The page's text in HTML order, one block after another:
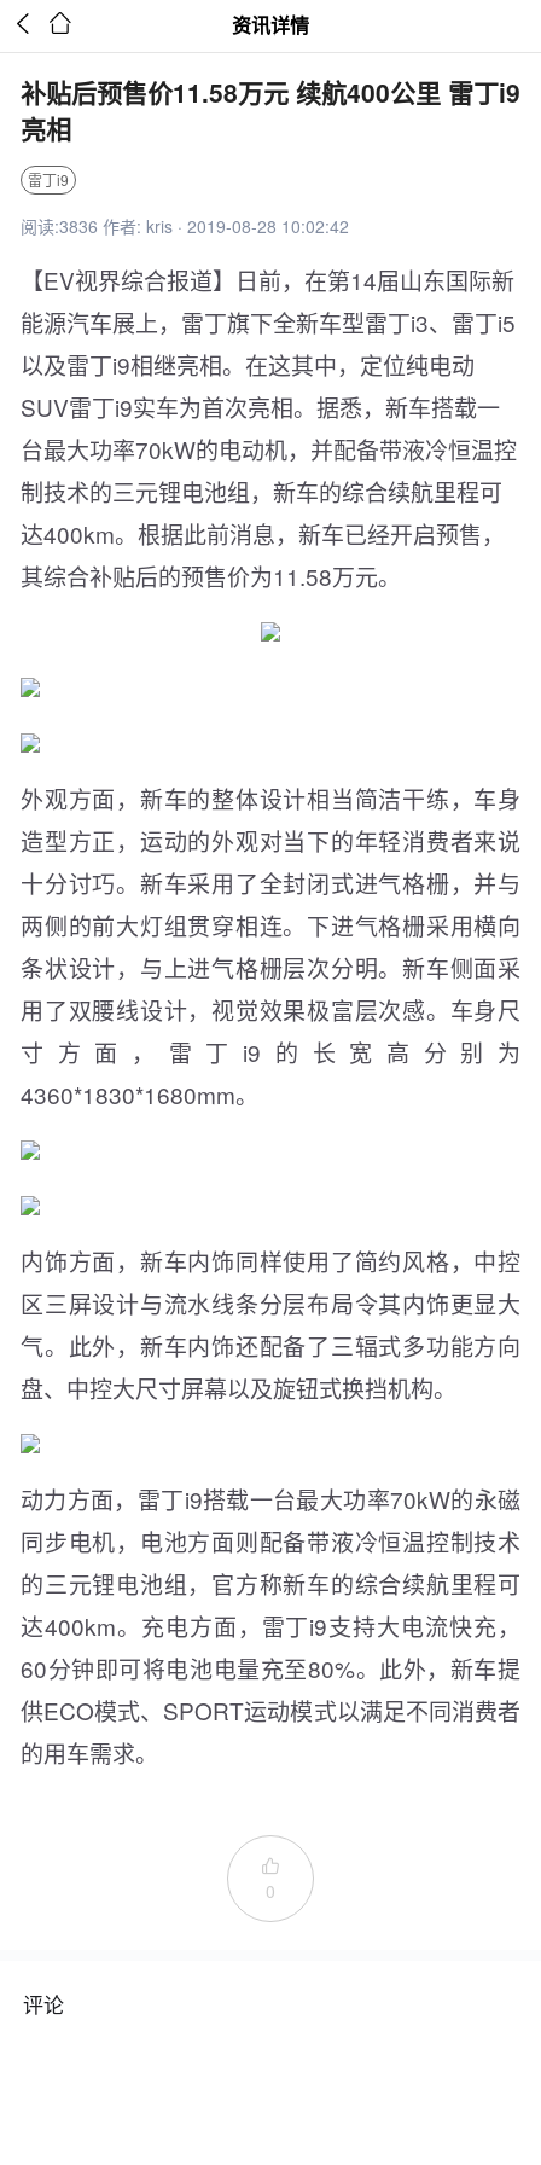
  资讯详情
补贴后预售价11.58万元 续航400公里 雷丁i9
亮相
雷丁i9
阅读:3836 作者: kris · 2019-08-28 10:02:42
【EV视界综合报道】日前，在第14届山东国际新
能源汽车展上，雷丁旗下全新车型雷丁i3、雷丁i5
以及雷丁i9相继亮相。在这其中，定位纯电动
SUV雷丁i9实车为首次亮相。据悉，新车搭载一
台最大功率70kW的电动机，并配备带液冷恒温控
制技术的三元锂电池组，新车的综合续航里程可
达400km。根据此前消息，新车已经开启预售，
其综合补贴后的预售价为11.58万元。
外观方面，新车的整体设计相当简洁干练，车身
造型方正，运动的外观对当下的年轻消费者来说
十分讨巧。新车采用了全封闭式进气格栅，并与
两侧的前大灯组贯穿相连。下进气格栅采用横向
条状设计，与上进气格栅层次分明。新车侧面采
用了双腰线设计，视觉效果极富层次感。车身尺
寸方面，雷丁i9的长宽高分别为
4360*1830*1680mm。
内饰方面，新车内饰同样使用了简约风格，中控
区三屏设计与流水线条分层布局令其内饰更显大
气。此外，新车内饰还配备了三辐式多功能方向
盘、中控大尺寸屏幕以及旋钮式换挡机构。
动力方面，雷丁i9搭载一台最大功率70kW的永磁
同步电机，电池方面则配备带液冷恒温控制技术
的三元锂电池组，官方称新车的综合续航里程可
达400km。充电方面，雷丁i9支持大电流快充，
60分钟即可将电池电量充至80%。此外，新车提
供ECO模式、SPORT运动模式以满足不同消费者
的用车需求。

0
评论